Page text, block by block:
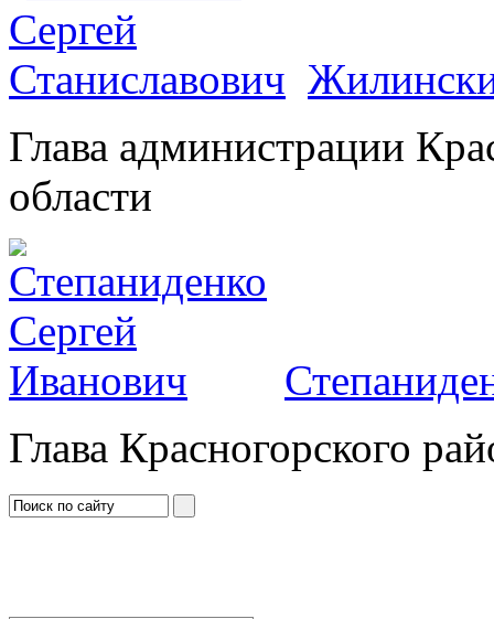
Глава администрации
области
Глава Красногорского